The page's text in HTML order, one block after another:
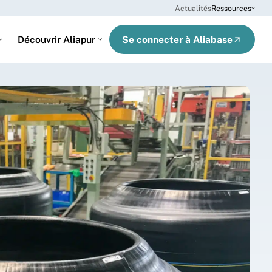
ActualitésRessources
Découvrir Aliapur Se connecter à Aliabase